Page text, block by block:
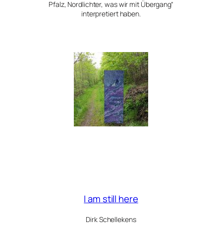
Pfalz, Nordlichter, was wir mit Übergang“
interpretiert haben.
I am still here
Dirk Schellekens